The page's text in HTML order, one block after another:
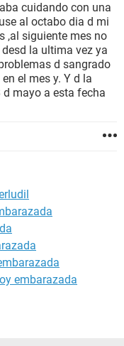
cuidando con una
al octabo dia d mi
,al siguiente mes no
la ultima vez ya
d sangrado
el mes y. Y d la
mayo a esta fecha
embarazada